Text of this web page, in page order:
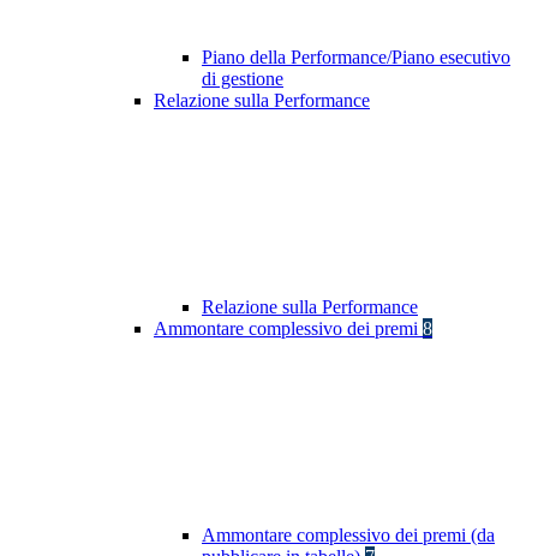
Piano della Performance/Piano esecutivo
di gestione
Relazione sulla Performance
Relazione sulla Performance
Ammontare complessivo dei premi 8
Ammontare complessivo dei premi (da